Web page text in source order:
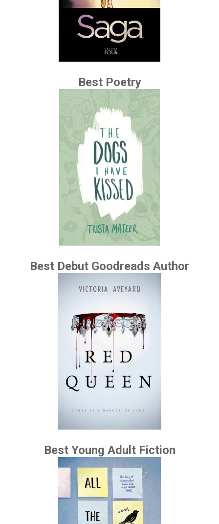
Best Poetry
Best Debut Goodreads Author
Best Young Adult Fiction